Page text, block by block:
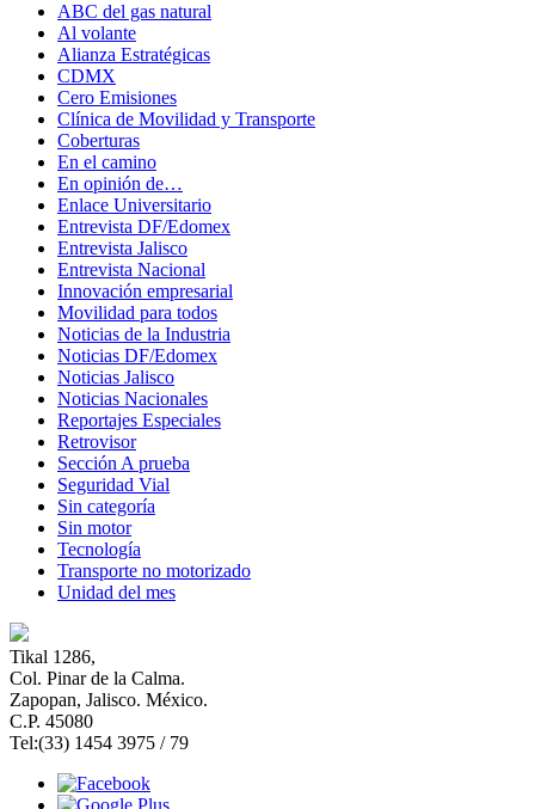
ABC del gas natural
Al volante
Alianza Estratégicas
CDMX
Cero Emisiones
Clínica de Movilidad y Transporte
Coberturas
En el camino
En opinión de…
Enlace Universitario
Entrevista DF/Edomex
Entrevista Jalisco
Entrevista Nacional
Innovación empresarial
Movilidad para todos
Noticias de la Industria
Noticias DF/Edomex
Noticias Jalisco
Noticias Nacionales
Reportajes Especiales
Retrovisor
Sección A prueba
Seguridad Vial
Sin categoría
Sin motor
Tecnología
Transporte no motorizado
Unidad del mes
Tikal 1286,
Col. Pinar de la Calma.​
Zapopan, Jalisco. México.
C.P. 45080​
Tel:(33) 1454 3975 / 79